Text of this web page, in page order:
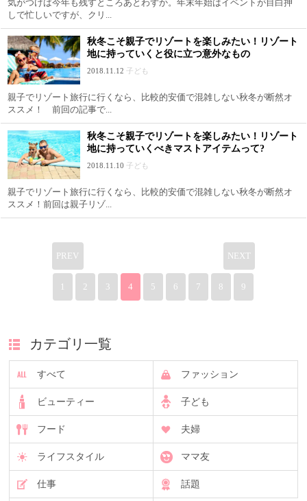
気がつけば今年も残すところあとわずか。年末年始はイベントが目白押
しで忙しいですが、クリ...
秋冬こそ親子でリゾートを楽しみたい！リゾート
地に持っていくと役に立つ意外なもの
2018.11.12 子ども
親子でリゾート旅行に行くなら、比較的安価で混雑しない秋冬が断然オ
ススメ！ 前回の記事で...
秋冬こそ親子でリゾートを楽しみたい！リゾート
地に持っていくべきマストアイテムって?
2018.11.10 子ども
親子でリゾート旅行に行くなら、比較的安価で混雑しない秋冬が断然オ
ススメ！前回は親子リゾ...
PREV
2 3 4 5 6 7 8 9
NEXT
カテゴリ一覧
すべて ファッション
ビューティー 子ども
フード 夫婦
ライフスタイル ママ友
仕事 話題